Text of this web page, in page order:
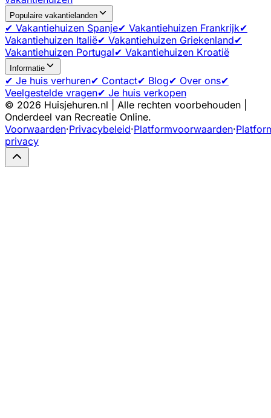
Populaire vakantielanden
✔ Vakantiehuizen Spanje✔ Vakantiehuizen Frankrijk✔
Vakantiehuizen Italië✔ Vakantiehuizen Griekenland✔
Vakantiehuizen Portugal✔ Vakantiehuizen Kroatië
Informatie
✔ Je huis verhuren✔ Contact✔ Blog✔ Over ons✔
Veelgestelde vragen✔ Je huis verkopen
© 2026 Huisjehuren.nl | Alle rechten voorbehouden |
Onderdeel van Recreatie Online.
Voorwaarden·Privacybeleid·Platformvoorwaarden·
privacy